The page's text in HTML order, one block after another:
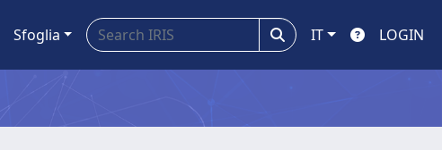
Sfoglia IT LOGIN